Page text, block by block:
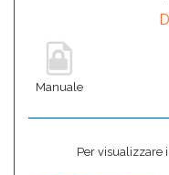
Manuale
Per visualizzare